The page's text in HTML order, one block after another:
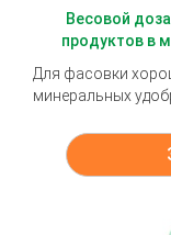
Весовой
продуктов в
Для фасовки
минеральных